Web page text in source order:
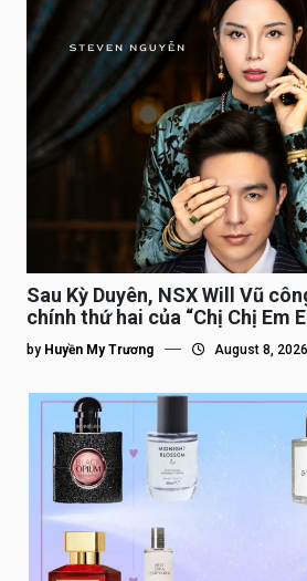
Sau Kỳ Duyên, NSX Will Vũ
chính thứ hai của “Chị Chị Em
by Huyền My Trương August 8, 2026